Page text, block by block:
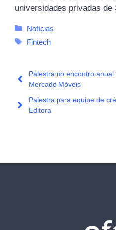
universidades privadas de
Categorias
Notícias
Tags
Fintech
Palestra no encontro
Mercado Móveis
Palestra para equipe de
Editora